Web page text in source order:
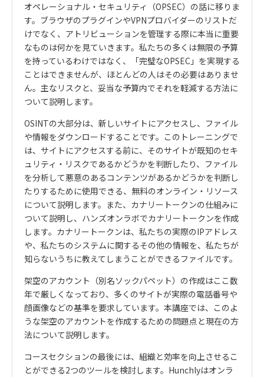
オペレーショナル・セキュリティ（OPSEC）の話に移りま
す。ブラウザのプラグインやVPNプロバイダーのリストだ
けでなく、アトリビューションを管理する際に本当に重要
なものは何かを見ていきます。私たちの多くは無限の予算
を持っているわけではなく、「完璧なOPSEC 」を実現する
ことはできませんが、ほとんどの人はその必要はありませ
ん。主なリスクと、妥当な予算内でそれを軽減する方法に
ついて説明します。
OSINTの大部分は、新しいサイトにアクセスし、ファイル
や情報をダウンロードすることです。このトレーニングで
は、サイトにアクセスする前に、そのサイトが既知のセキ
ュリティ・リスクであるかどうかを判断したり、ファイル
を分析して悪意のあるコンテンツがあるかどうかを判断し
たりするために使用できる、無料のオンライン・リソース
について説明します。また、カナリートークンの仕組みに
ついて説明し、ハンズオンラボでカナリートークンを作成
します。カナリートークンは、私たちの実際のIPアドレス
や、私たちのシステムに関するその他の情報を、私たちが
知らないうちに教えてしまうことができるファイルです。
架空のアカウント（別名ソックパペット）の作成はここ数
年で厳しくなっており、多くのサイトが実際の電話番号や
顔画像などの基準を要求しています。本講座では、このよ
うな架空のアカウントを作成するための問題点と現在の方
法について説明します。
コースセクションの最後には、組織と効率を向上させるこ
とができる2つのツールを検討します。 Hunchlyはオンラ